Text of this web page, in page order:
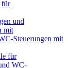
für
und
mit
Steuerungen mit
für
WC-